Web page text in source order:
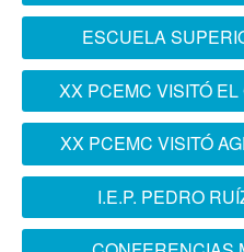
NACIONAL
ESCUELA
COLOMBIA
XX PCEMC VISITÓ
XX PCEMC VISITÓ
I.E.P. PEDRO
CONFERENCIA